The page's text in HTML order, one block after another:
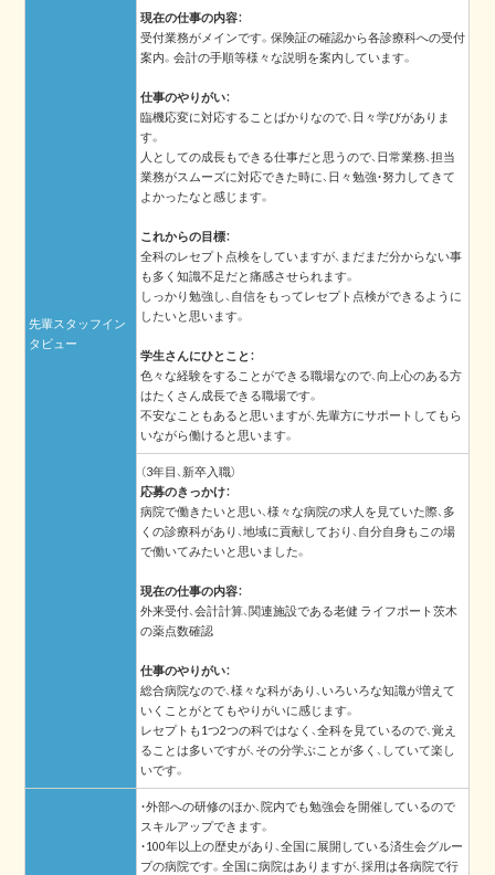
先輩スタッフイン
タビュー
現在の仕事の内容：
受付業務がメインです。保険証の確認から各診療科への受付
案内。会計の手順等様々な説明を案内しています。
仕事のやりがい：
臨機応変に対応することばかりなので、日々学びがありま
す。
人としての成長もできる仕事だと思うので、日常業務、担当
業務がスムーズに対応できた時に、日々勉強・努力してきて
よかったなと感じます。
これからの目標：
全科のレセプト点検をしていますが、まだまだ分からない事
も多く知識不足だと痛感させられます。
しっかり勉強し、自信をもってレセプト点検ができるように
したいと思います。
学生さんにひとこと：
色々な経験をすることができる職場なので、向上心のある方
はたくさん成長できる職場です。
不安なこともあると思いますが、先輩方にサポートしてもら
いながら働けると思います。
（3年目、新卒入職）
応募のきっかけ：
病院で働きたいと思い、様々な病院の求人を見ていた際、多
くの診療科があり、地域に貢献しており、自分自身もこの場
で働いてみたいと思いました。
現在の仕事の内容：
外来受付、会計計算、関連施設である老健 ライフポート茨木
の薬点数確認
仕事のやりがい：
総合病院なので、様々な科があり、いろいろな知識が増えて
いくことがとてもやりがいに感じます。
レセプトも1つ2つの科ではなく、全科を見ているので、覚え
ることは多いですが、その分学ぶことが多く、していて楽し
いです。
・外部への研修のほか、院内でも勉強会を開催しているので
スキルアップできます。
・100年以上の歴史があり、全国に展開している済生会グルー
プの病院です。全国に病院はありますが、採用は各病院で行